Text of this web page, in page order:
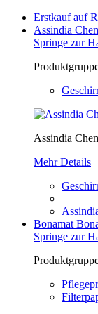
Erstkauf auf
Assindia
Springe zur
Assindia
Mehr Details
Bonamat
Springe zur